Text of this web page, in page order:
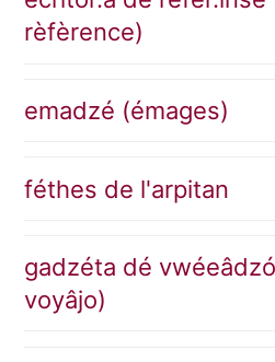
rèfèrence)
emadzé (émages)
féthes de l'arpitan
gadzéta dé
voyâjo)